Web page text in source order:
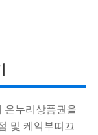
온누리상품권을
및 케익부띠끄